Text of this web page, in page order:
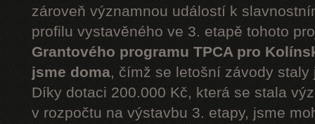
zároveň významnou událostí k
profilu vystavěného ve 3. etapě tohoto
Grantového programu TPCA pro
jsme doma, čímž se letošní závody
Díky dotaci 200.000 Kč, která se stala
v rozpočtu na výstavbu 3. etapy, jsme